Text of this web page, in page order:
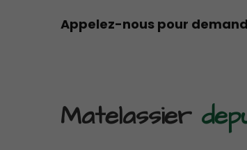
Appelez-nous pour
Matelassier